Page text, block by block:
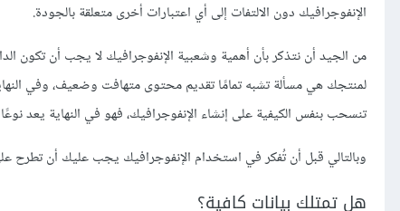
الإنفوجرافيك دون الالتفات إلى أي اعتبارات أخرى متعلقة بالجودة.
من الجيد أن نتذكر بأن أهمية وشعبية الإنفوجرافيك لا يجب أن تكون
لمنتجك هي مسألة تشبه تمامًا تقديم محتوى متهافت وضعيف، وفي
تنسحب بنفس الكيفية على إنشاء الإنفوجرافيك، فهو في النهاية يعد
وبالتالي قبل أن تُفكر في استخدام الإنفوجرافيك يجب عليك أن تطرح
هل تمتلك بيانات كافية؟